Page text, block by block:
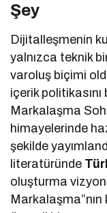
Şey
Dijitalleşmenin
yalnızca teknik
varoluş biçimi
içerik
Markalaşma
himayelerinde
şekilde
literatüründe
oluşturma